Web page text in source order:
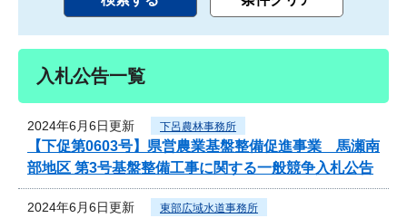
入札公告一覧
2024年6月6日更新 下呂農林事務所
【下促第0603号】県営農業基盤整備促進事業 馬瀬南
部地区 第3号基盤整備工事に関する一般競争入札公告
2024年6月6日更新 東部広域水道事務所